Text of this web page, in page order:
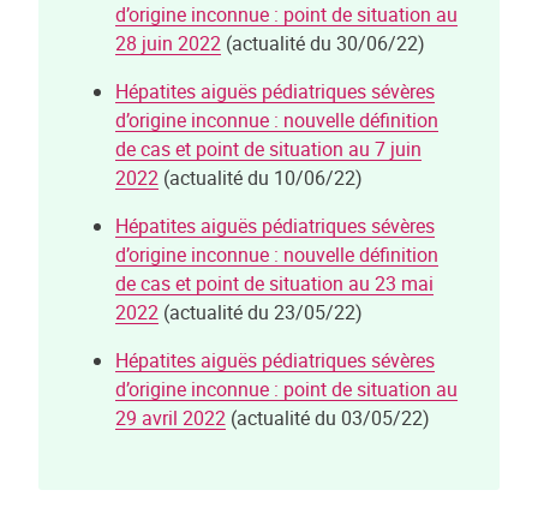
d’origine inconnue : point de situation au
28 juin 2022 (actualité du 30/06/22)
Hépatites aiguës pédiatriques sévères
d’origine inconnue : nouvelle définition
de cas et point de situation au 7 juin
2022 (actualité du 10/06/22)
Hépatites aiguës pédiatriques sévères
d’origine inconnue : nouvelle définition
de cas et point de situation au 23 mai
2022 (actualité du 23/05/22)
Hépatites aiguës pédiatriques sévères
d’origine inconnue : point de situation au
29 avril 2022 (actualité du 03/05/22)